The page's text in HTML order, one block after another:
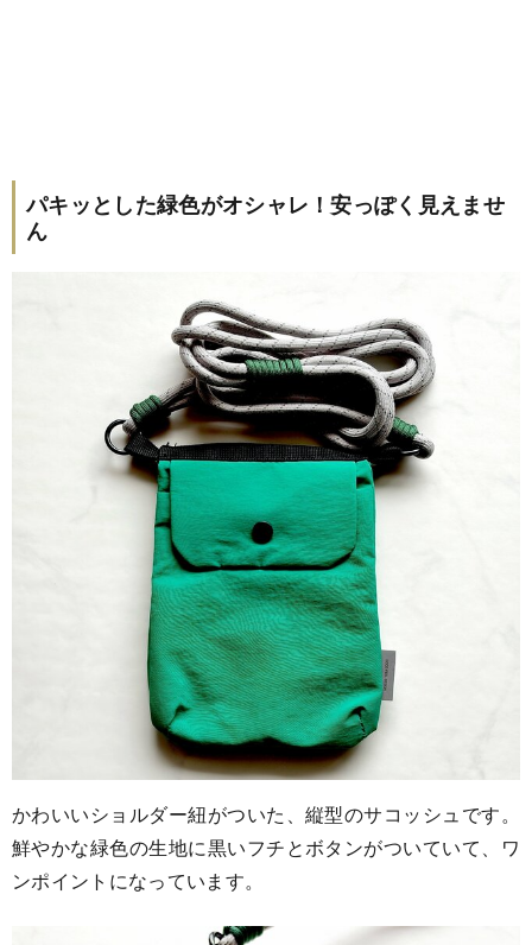
パキッとした緑色がオシャレ！安っぽく見えませ
ん
かわいいショルダー紐がついた、縦型のサコッシュです。
鮮やかな緑色の生地に黒いフチとボタンがついていて、ワ
ンポイントになっています。